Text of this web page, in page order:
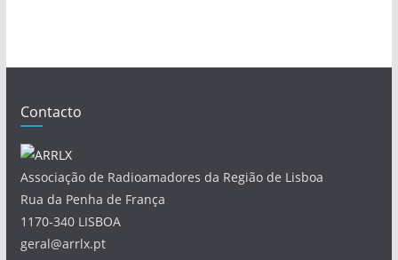
Contacto
Associação de Radioamadores da Região de Lisboa
Rua da Penha de França
1170-340 LISBOA
geral@arrlx.pt